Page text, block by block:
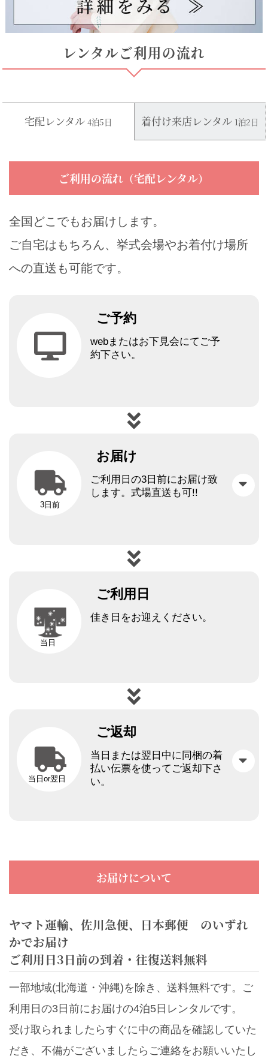
レンタルご利用の流れ
宅配レンタル4泊5日 着付け来店レンタル 1泊2日
ご利用の流れ（宅配レンタル）
全国どこでもお届けします。
ご自宅はもちろん、挙式会場やお着付け場所
への直送も可能です。
ご予約
webまたはお下見会にてご予
約下さい。
お届け
3日前
ご利用日の3日前にお届け致
します。 式場直送も可!!
ご利用日
当日
佳き日をお迎えください。
ご返却
当日or翌日
当日または翌日中に同梱の着
払い伝票を使ってご返却下さ
い。
お届けについて
ヤマト運輸、佐川急便、日本郵便 のいずれ
かでお届け
ご利用日3日前の到着・往復送料無料
一部地域(北海道・沖縄)を除き、送料無料です。ご
利用日の3日前にお届けの4泊5日レンタルです。
受け取られましたらすぐに中の商品を確認していた
だき、不備がございましたらご連絡をお願いいたし